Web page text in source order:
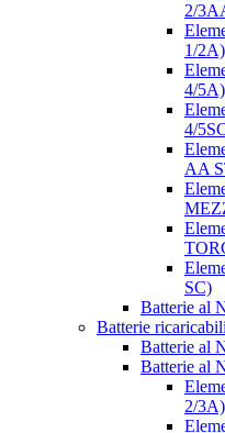
2/
1/2A)
4/5A)
4/
AA
SC)
Batterie al
Batterie
Batterie al
Batterie al
2/